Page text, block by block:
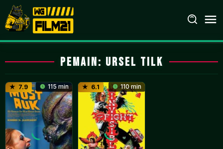
Loncat
ke
konten
Pemain: Ursel Tilk
7.9 115 min 6.1 110 min